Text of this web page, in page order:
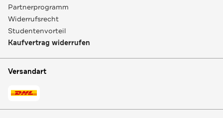
Partnerprogramm
Widerrufsrecht
Studentenvorteil
Kaufvertrag widerrufen
Versandart